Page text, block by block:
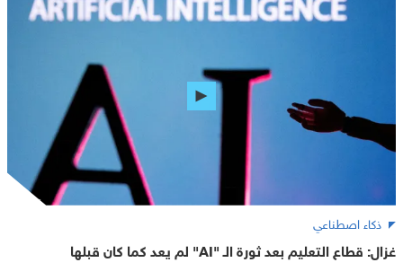
ذكاء اصطناعي
غزال: قطاع التعليم بعد ثورة الـ "AI" لم يعد كما كان قبلها